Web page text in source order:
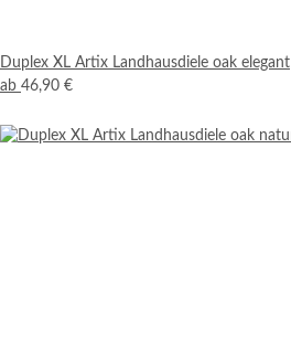
Duplex XL Artix Landhausdiele oak elegant
ab 46,90 €